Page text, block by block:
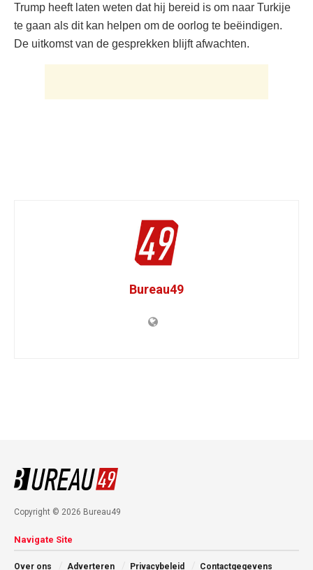
Trump heeft laten weten dat hij bereid is om naar Turkije
te gaan als dit kan helpen om de oorlog te beëindigen.
De uitkomst van de gesprekken blijft afwachten.
Bureau49
Copyright © 2026 Bureau49
Navigate Site
Over ons Adverteren Privacybeleid Contactgegevens